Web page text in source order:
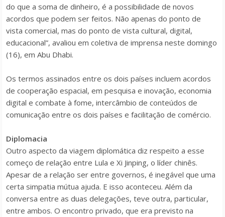
do que a soma de dinheiro, é a possibilidade de novos
acordos que podem ser feitos. Não apenas do ponto de
vista comercial, mas do ponto de vista cultural, digital,
educacional”, avaliou em coletiva de imprensa neste domingo
(16), em Abu Dhabi.
Os termos assinados entre os dois países incluem acordos
de cooperação espacial, em pesquisa e inovação, economia
digital e combate à fome, intercâmbio de conteúdos de
comunicação entre os dois países e facilitação de comércio.
Diplomacia
Outro aspecto da viagem diplomática diz respeito a esse
começo de relação entre Lula e Xi Jinping, o líder chinês.
Apesar de a relação ser entre governos, é inegável que uma
certa simpatia mútua ajuda. E isso aconteceu. Além da
conversa entre as duas delegações, teve outra, particular,
entre ambos. O encontro privado, que era previsto na